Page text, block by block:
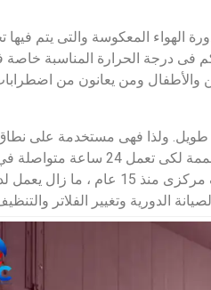
الهواء المعكوسة والتى يتم فيها
درجة الحرارة المناسبة خاصة
والأطفال ومن يعانون من
طويل. ولذا فهى مستخدمة على
فى الأماكن التجارية ذات الإستخدام الشاق. بالإضافة إلى أنها مصممة
العامة. لذا نجد أن بعض العملاء الذين قاموا بتركيب أجهزة تكييف
الدورية وتغيير الفلاتر